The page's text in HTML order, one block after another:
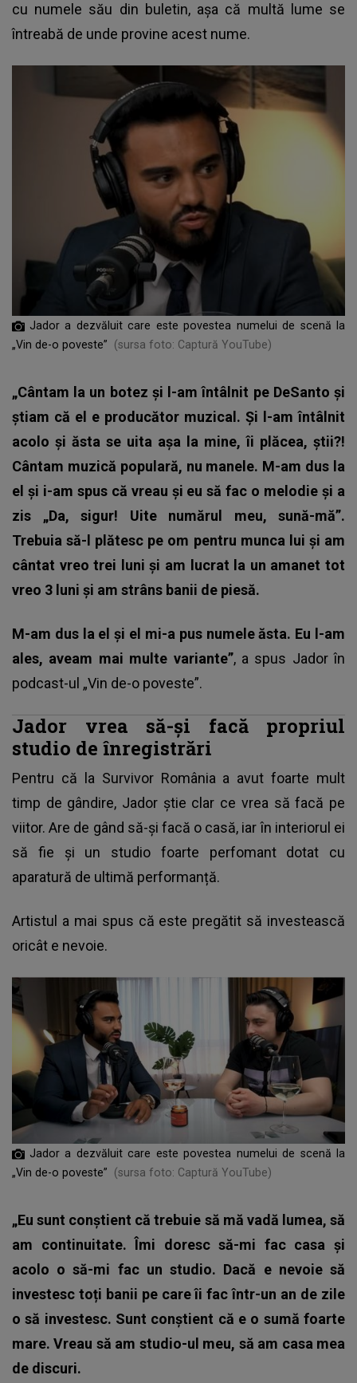
cu numele său din buletin, așa că multă lume se
întreabă de unde provine acest nume.
Jador a dezvăluit care este povestea numelui de scenă la
„Vin de-o poveste”
(sursa foto: Captură YouTube)
„Cântam la un botez și l-am întâlnit pe DeSanto și
știam că el e producător muzical. Și l-am întâlnit
acolo și ăsta se uita așa la mine, îi plăcea, știi?!
Cântam muzică populară, nu manele. M-am dus la
el și i-am spus că vreau și eu să fac o melodie și a
zis „Da, sigur! Uite numărul meu, sună-mă”.
Trebuia să-l plătesc pe om pentru munca lui și am
cântat vreo trei luni și am lucrat la un amanet tot
vreo 3 luni și am strâns banii de piesă.
M-am dus la el și el mi-a pus numele ăsta. Eu l-am
ales, aveam mai multe variante”, a spus Jador în
podcast-ul „Vin de-o poveste”.
Jador vrea să-și facă propriul
studio de înregistrări
Pentru că la Survivor Româniaa avut foarte mult
timp de gândire, Jador știe clar ce vrea să facă pe
viitor. Are de gând să-și facă o casă, iar în interiorul ei
să fie și un studio foarte perfomant dotat cu
aparatură de ultimă performanță.
Artistul a mai spus că este pregătit să investească
oricât e nevoie.
Jador a dezvăluit care este povestea numelui de scenă la
„Vin de-o poveste”
(sursa foto: Captură YouTube)
„Eu sunt conștient că trebuie să mă vadă lumea, să
am continuitate. Îmi doresc să-mi fac casa și
acolo o să-mi fac un studio. Dacă e nevoie să
investesc toți banii pe care îi fac într-un an de zile
o să investesc. Sunt conștient că e o sumă foarte
mare. Vreau să am studio-ul meu, să am casa mea
de discuri.